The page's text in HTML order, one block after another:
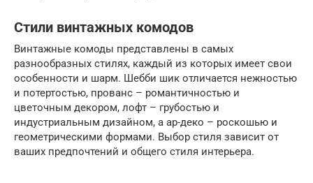
Стили винтажных комодов
Винтажные комоды представлены в самых
разнообразных стилях, каждый из которых имеет свои
особенности и шарм. Шебби шик отличается нежностью
и потертостью, прованс – романтичностью и
цветочным декором, лофт – грубостью и
индустриальным дизайном, а ар-деко – роскошью и
геометрическими формами. Выбор стиля зависит от
ваших предпочтений и общего стиля интерьера.